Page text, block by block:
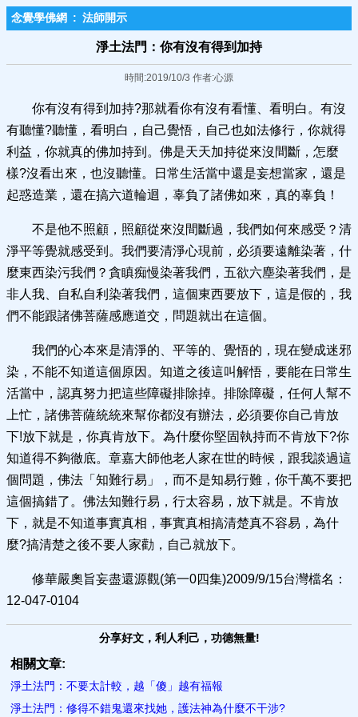
念覺學佛網 : 法師開示
淨土法門：你有沒有得到加持
時間:2019/10/3 作者:心源
你有沒有得到加持?那就看你有沒有看懂、看明白。有沒
有聽懂?聽懂，看明白，自己覺悟，自己也如法修行，你就得
利益，你就真的佛加持到。佛是天天加持從來沒間斷，怎麼
樣?沒看出來，也沒聽懂。日常生活當中還是妄想當家，還是
起惑造業，還在搞六道輪迴，辜負了諸佛如來，真的辜負！
不是他不照顧，照顧從來沒間斷過，我們如何來感受？清
淨平等覺就感受到。我們要清淨心現前，必須要遠離染著，什
麼東西染污我們？貪瞋痴慢染著我們，五欲六塵染著我們，是
非人我、自私自利染著我們，這個東西要放下，這是假的，我
們不能跟諸佛菩薩感應道交，問題就出在這個。
我們的心本來是清淨的、平等的、覺悟的，現在變成迷邪
染，不能不知道這個原因。知道之後這叫解悟，要能在日常生
活當中，認真努力把這些障礙排除掉。排除障礙，任何人幫不
上忙，諸佛菩薩統統來幫你都沒有辦法，必須要你自己肯放
下!放下就是，你真肯放下。為什麼你堅固執持而不肯放下?你
知道得不夠徹底。章嘉大師他老人家在世的時候，跟我談過這
個問題，佛法「知難行易」，而不是知易行難，你千萬不要把
這個搞錯了。佛法知難行易，行太容易，放下就是。不肯放
下，就是不知道事實真相，事實真相搞清楚真不容易，為什
麼?搞清楚之後不要人家勸，自己就放下。
修華嚴奧旨妄盡還源觀(第一0四集)2009/9/15台灣檔名：
12-047-0104
分享好文，利人利己，功德無量!
相關文章:
淨土法門：不要太計較，越「傻」越有福​報
淨土法門：修得不錯鬼還來找她，護法神為什麼不干涉?